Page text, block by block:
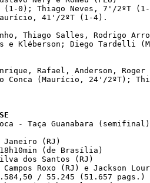
(1-0); Thiago Neves, 7'/2ºT
41'/2ºT (1-4).
Thiago Salles, Rodrigo
e Kléberson; Diego Tardelli
Rafael, Anderson, Roger
Conca (Maurício, 24'/2ºT);
- Taça Guanabara (semifinal)
Janeiro (RJ)
(de Brasília)
dos Santos (RJ)
Roxo (RJ) e Jackson
/ 55.245 (51.657 pags.)